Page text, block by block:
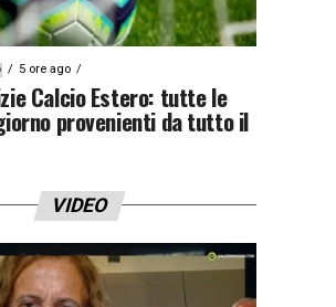
5 ore ago
Calcio Estero: tutte le
provenienti da tutto il
VIDEO